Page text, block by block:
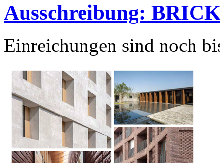
Ausschreibung:
Einreichungen sind noch